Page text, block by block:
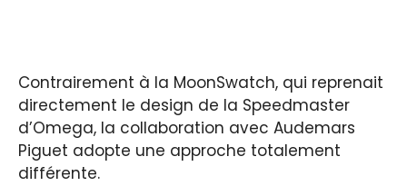
Contrairement à la MoonSwatch, qui reprenait
directement le design de la Speedmaster
d’Omega, la collaboration avec Audemars
Piguet adopte une approche totalement
différente.